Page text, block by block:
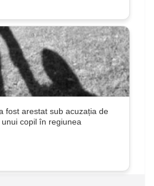
fost arestat sub acuzația de
copil în regiunea